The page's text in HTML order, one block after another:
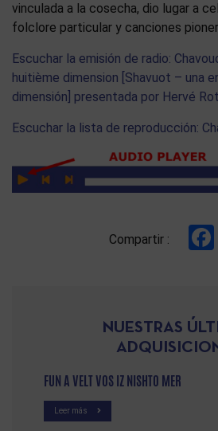
vinculada a la cosecha, dio lugar a
folclore particular y canciones
Escuchar la emisión de radio:
huitième dimension [Shavuot – una
dimensión] presentada por Hervé
Escuchar la lista de reproducción:
Compartir :
NUESTRAS
FUN A VELT VOS IZ NISHTO MER
Leer más